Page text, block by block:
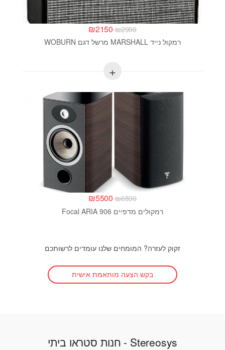
₪2990
₪2150
רמקול נייד MARSHALL מרשל דגם WOBURN
₪6590
₪5500
רמקולים מדפיים Focal ARIA 906
זקוק לעזרה? המומחים שלנו עומדים לרשותכם
בקש הצעה מותאמת אישית
Stereosys - חנות סטראו ביתי